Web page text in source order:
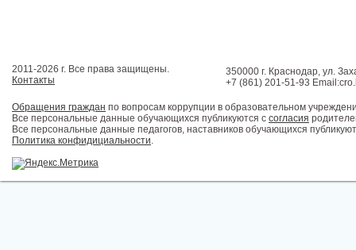
2011-2026 г. Все права защищены.
Контакты
350000 г. Краснодар, ул.
+7 (861) 201-51-93
Обращения граждан по вопросам коррупции в образовательном
Все персональные данные обучающихся публикуются с согласия
Все персональные данные педагогов, наставников обучающихся
Политика конфидициальности.